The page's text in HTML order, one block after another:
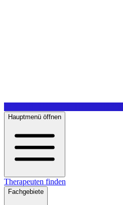
Hauptmenü öffnen
Therapeuten finden
Fachgebiete